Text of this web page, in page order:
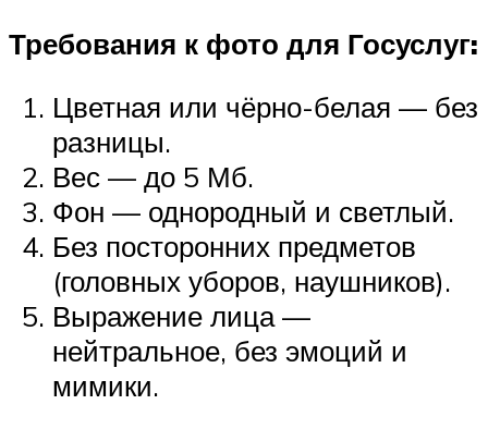
Требования к фото для Госуслуг:
Цветная или чёрно-белая — без
разницы.
Вес — до 5 Мб.
Фон — однородный и светлый.
Без посторонних предметов
(головных уборов, наушников).
Выражение лица —
нейтральное, без эмоций и
мимики.